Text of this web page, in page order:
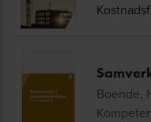
Boende,